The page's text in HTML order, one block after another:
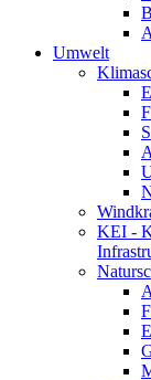
Umwelt
KEI -